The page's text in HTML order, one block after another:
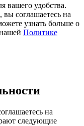
вашего удобства.
соглашаетесь на
узнать больше о
Политике
на
следующие